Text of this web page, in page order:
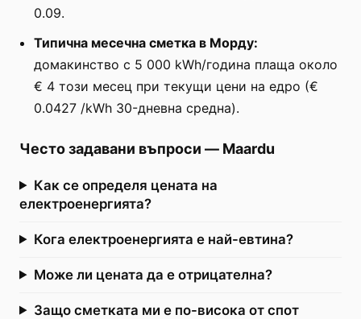
0.09.
Типична месечна сметка в Морду:
домакинство с 5 000 kWh/година плаща около
€ 4 този месец при текущи цени на едро (€
0.0427 /kWh 30-дневна средна).
Често задавани въпроси — Maardu
Как се определя цената на
електроенергията?
Кога електроенергията е най-евтина?
Може ли цената да е отрицателна?
Защо сметката ми е по-висока от спот